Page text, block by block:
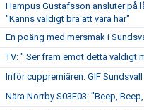
Hampus Gustafsson ansluter på
"Känns väldigt bra att vara här"
En poäng med mersmak i
TV: " Ser fram emot detta väldigt
Inför cuppremiären: GIF
Nära Norrby S03E03: "Beep,